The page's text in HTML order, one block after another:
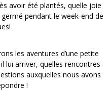
avoir été plantés, quelle joie
pendant le week-end de
les aventures d’une petite
lui arriver, quelles rencontres
auxquelles nous avons
!